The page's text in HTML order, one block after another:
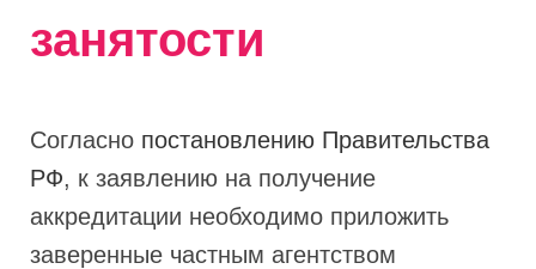
занятости
Согласно постановлению Правительства
РФ, к заявлению на получение
аккредитации необходимо приложить
заверенные частным агентством